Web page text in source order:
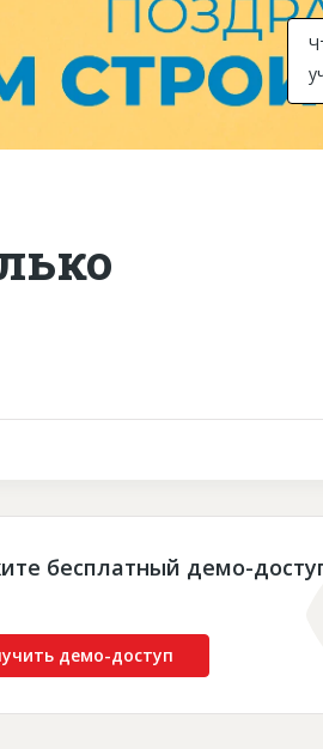
объекты
бесплатный демо-
демо-доступ